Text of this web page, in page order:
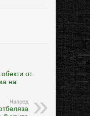
от
на
Напред